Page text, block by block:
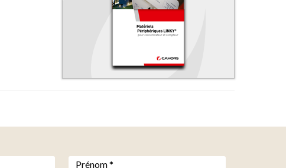
Prénom **